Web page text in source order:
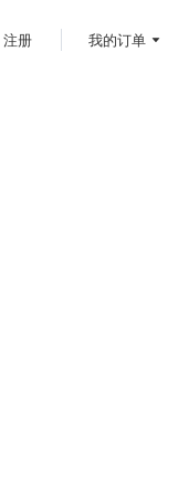
注册 我的订单